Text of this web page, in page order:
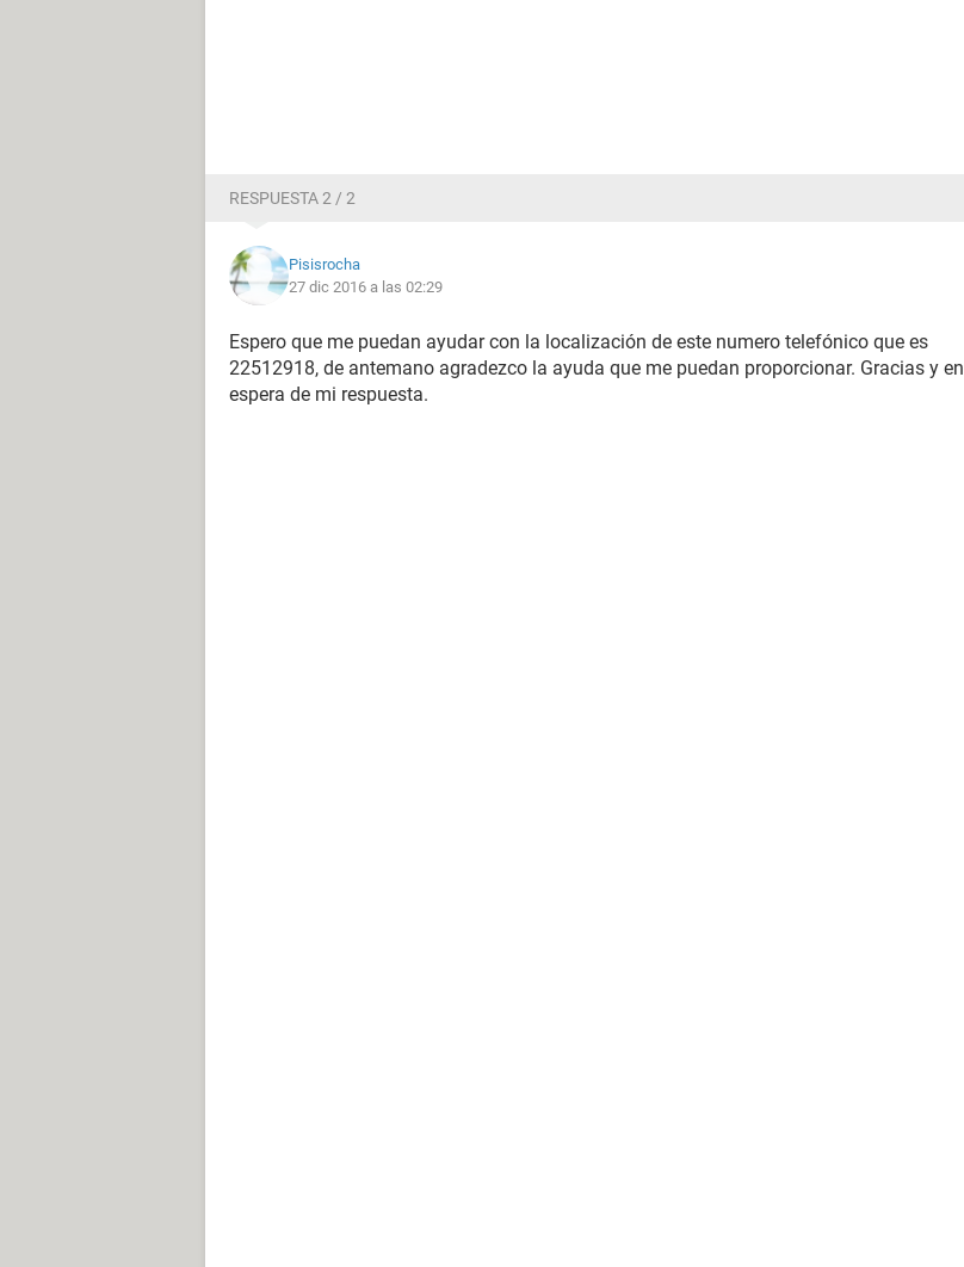
RESPUESTA 2 / 2
Pisisrocha
27 dic 2016 a las 02:29
Espero que me puedan ayudar con la localización de este numero telefónico que es
22512918, de antemano agradezco la ayuda que me puedan proporcionar. Gracias y en
espera de mi respuesta.